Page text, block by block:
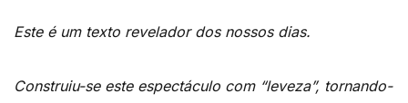
Este é um texto revelador dos nossos dias.
Construiu-se este espectáculo com “leveza”, tornando-